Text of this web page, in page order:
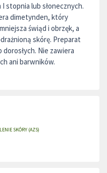
stopnia lub słonecznych.
dimetynden, który
świąd i obrzęk, a
skórę. Preparat
Nie zawiera
ani barwników.
SKÓRY (AZS)